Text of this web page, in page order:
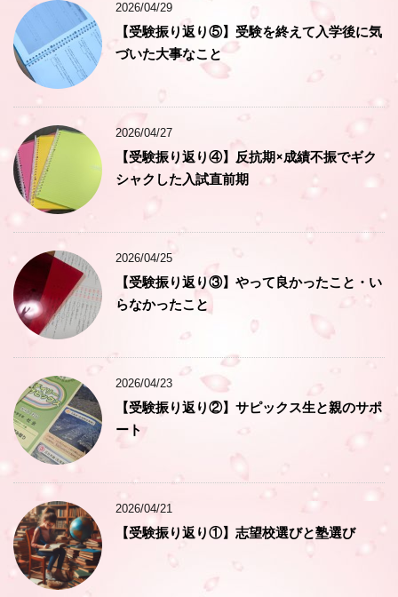
2026/04/29
【受験振り返り⑤】受験を終えて入学後に気
づいた大事なこと
2026/04/27
【受験振り返り④】反抗期×成績不振でギク
シャクした入試直前期
2026/04/25
【受験振り返り③】やって良かったこと・い
らなかったこと
2026/04/23
【受験振り返り②】サピックス生と親のサポ
ート
2026/04/21
【受験振り返り①】志望校選びと塾選び